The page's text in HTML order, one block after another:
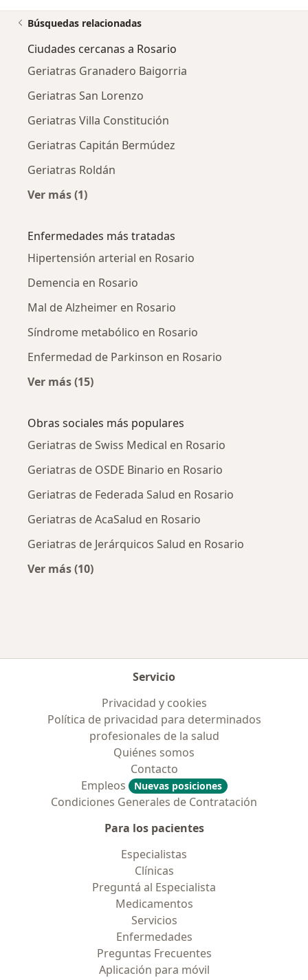
Búsquedas relacionadas
Ciudades cercanas a Rosario
Geriatras Granadero Baigorria
Geriatras San Lorenzo
Geriatras Villa Constitución
Geriatras Capitán Bermúdez
Geriatras Roldán
Ver más (1)
Enfermedades más tratadas
Hipertensión arterial en Rosario
Demencia en Rosario
Mal de Alzheimer en Rosario
Síndrome metabólico en Rosario
Enfermedad de Parkinson en Rosario
Ver más (15)
Obras sociales más populares
Geriatras de Swiss Medical en Rosario
Geriatras de OSDE Binario en Rosario
Geriatras de Federada Salud en Rosario
Geriatras de AcaSalud en Rosario
Geriatras de Jerárquicos Salud en Rosario
Ver más (10)
Servicio
Privacidad y cookies
Política de privacidad para determinados
profesionales de la salud
Quiénes somos
Contacto
Empleos
Nuevas posiciones
Condiciones Generales de Contratación
Para los pacientes
Especialistas
Clínicas
Preguntá al Especialista
Medicamentos
Servicios
Enfermedades
Preguntas Frecuentes
Aplicación para móvil